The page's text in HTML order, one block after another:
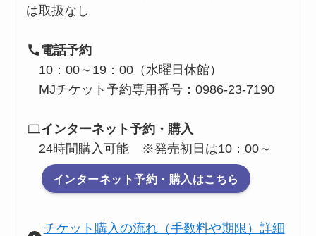
は取扱なし
電話予約
10：00～19：00（水曜日休館）
MJチケット予約専用番号：0986-23-7190
インターネット予約・購入
24時間購入可能 ※発売初日は10：00～
インターネット予約・購入はこちら
チケット購入の流れ（手数料や期限）詳細